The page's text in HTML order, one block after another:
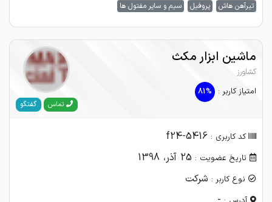
تیرآهن هاش
پروفیل سیم و سایر مفتول ها
ماشین ابزار مکث
کشاورز
امتیاز کاربر : 81%
تماس گفتگو
کد کاربری : f24-5416
تاریخ عضویت : 25 آذر، 1398
نوع کاربر : شرکت